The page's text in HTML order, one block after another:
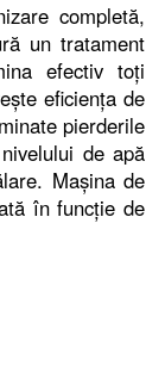
completă,
un tratament
efectiv toți
eficiența de
pierderile
de apă
Mașina de
în funcție de